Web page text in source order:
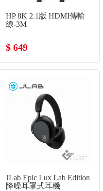
HP 8K 2.1版 HDMI傳輸
線-3M
$ 649
JLab Epic Lux Lab Edition
降噪耳罩式耳機